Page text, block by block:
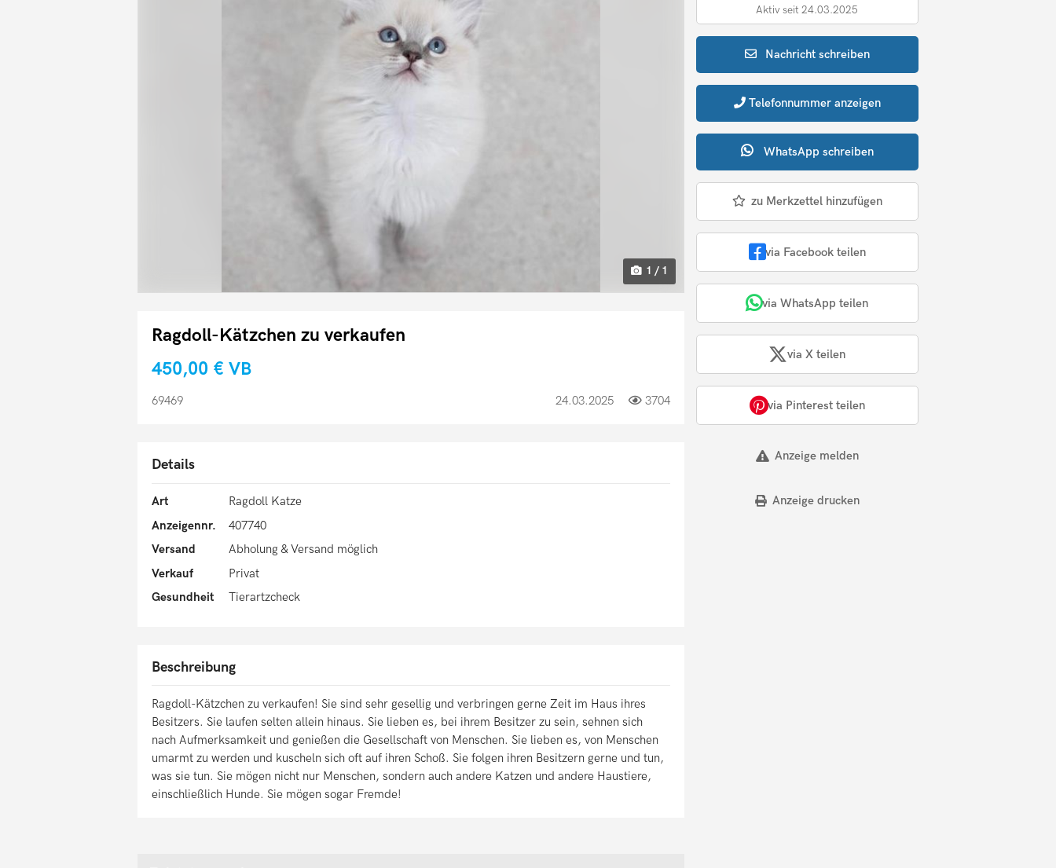
1 / 1
Ragdoll-Kätzchen zu verkaufen
450,00 € VB
69469 24.03.2025 3704
Details
Art
Ragdoll Katze
Anzeigennr.
407740
Versand
Abholung & Versand möglich
Verkauf
Privat
Gesundheit
Tierartzcheck
Beschreibung
Ragdoll-Kätzchen zu verkaufen! Sie sind sehr gesellig und verbringen gerne Zeit im Haus ihres
Besitzers. Sie laufen selten allein hinaus. Sie lieben es, bei ihrem Besitzer zu sein, sehnen sich
nach Aufmerksamkeit und genießen die Gesellschaft von Menschen. Sie lieben es, von Menschen
umarmt zu werden und kuscheln sich oft auf ihren Schoß. Sie folgen ihren Besitzern gerne und tun,
was sie tun. Sie mögen nicht nur Menschen, sondern auch andere Katzen und andere Haustiere,
einschließlich Hunde. Sie mögen sogar Fremde!
Aktiv seit 24.03.2025
Nachrichtschreiben
Telefonnummer anzeigen
WhatsApp schreiben
zu Merkzettel hinzufügen
via Facebook teilen
via WhatsApp teilen
via X teilen
via Pinterest teilen
Anzeige melden
Anzeige drucken